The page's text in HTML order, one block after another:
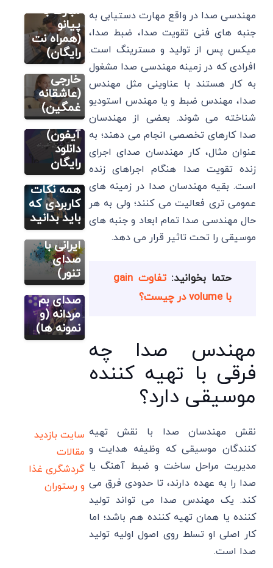
مهندسی صدا در واقع مهارت دستیابی به
جنبه های فنی تقویت صدا، ضبط صدا،
میکس پس از تولید و مسترینگ است.
افرادی که در زمینه مهندسی صدا مشغول
به کار هستند با عناوینی مثل مهندس
صدا، مهندس ضبط و یا مهندس استودیو
شناخته می شوند. بعضی از مهندسان
صدا کارهای تخصصی انجام می دهند؛ به
عنوان مثال، کار مهندسان صدای اجرای
زنده تقویت صدا هنگام اجراهای زنده
است. بقیه مهندسان صدا در زمینه های
عمومی تری فعالیت می کنند؛ ولی به هر
حال مهندسی صدا تمام ابعاد و جنبه های
موسیقی را تحت تاثیر قرار می دهد.
حتما بخوانید:
تفاوت gain
با volume در چیست؟
مهندس صدا چه
فرقی با تهیه کننده
موسیقی دارد؟
نقش مهندسان صدا با نقش تهیه
کنندگان موسیقی که وظیفه هدایت و
مدیریت مراحل ساخت و ضبط آهنگ یا
صدا را به عهده دارند، تا حدودی فرق می
کند. یک مهندس صدا می تواند تولید
کننده یا همان تهیه کننده هم باشد؛ اما
کار اصلی او تسلط روی اصول اولیه تولید
صدا است.
مبارک با
پیانو
(همراه نت
رایگان)
آکورد
آهنگ
های
معروف
ایرانی و
خارجی
(عاشقانه
غمگین)
سایت آموزش
آهنگسازی و
تنظیم
4 بهترین
برنامه
تبدیل
آهنگ به
نت
(اندروید و
آیفون)
دانلود
رایگان
سایت آموزش
آهنگسازی و
تنظیم
رشته
آهنگسازی
در ایران:
همه نکات
کاربردی که
باید بدانید
مطالب
آموزشی آواز
خوانی
نمونه
صدای تنور
(خوانندگان
ایرانی با
صدای
تنور)
مطالب
آموزشی آواز
خوانی
صدای بم
زنانه و
صدای بم
مردانه (و
نمونه ها)
سایت بازدید
مقالات
گردشگری غذا
و رستوران